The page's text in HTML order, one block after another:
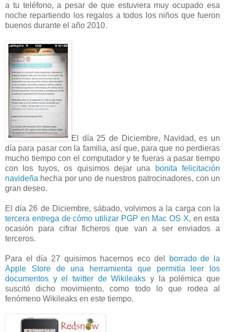
a tu teléfono, a pesar de que estuviera muy ocupado esa
noche repartiendo los regalos a todos los niños que fueron
buenos durante el año 2010.
El día 25 de Diciembre, Navidad, es un
día para pasar con la familia, así que, para que no perdieras
mucho tiempo con el computador y te fueras a pasar tiempo
con los tuyos, os quisimos dejar una
bonita felicitación
navideña hecha por uno de nuestros patrocinadores, con un
gran deseo.
El día 26 de Diciembre, sábado, volvimos a la carga con la
tercera entrega de cómo utilizar PGP en Mac OS X, en esta
ocasión para cifrar ficheros que van a ser enviados a
terceros.
Para el día 27 quisimos hacernos eco del
borrado de la
Apple Store de una herramienta que permitía leer los
documentos y el twitter de Wikileaks y la polémica que
suscitó dicho movimiento, como todo lo que rodea al
fenómeno Wikileaks en este tiempo.